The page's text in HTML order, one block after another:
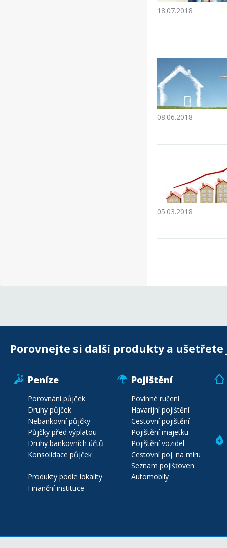
18.07.2018
08.06.2018
05.03.2018
Porovnejte si další produkty a ušetřete
Peníze
Porovnání půjček
Druhy půjček
Nebankovní půjčky
Půjčky před výplatou
Druhy bankovních účtů
Konsolidace půjček
Produkty podle lokality
Finanční instituce
Pojištění
Povinné ručení
Havarijní pojištění
Cestovní pojištění
Pojištění majetku
Pojištění vozidel
Cestovní poj. na míru
Seznam pojišťoven
Automobily